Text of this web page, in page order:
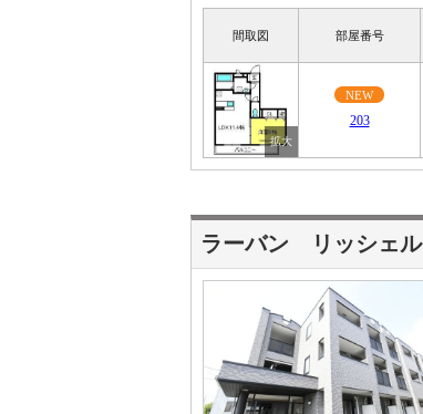
間取図 部屋番号
NEW
203
ラーバン リッシェル